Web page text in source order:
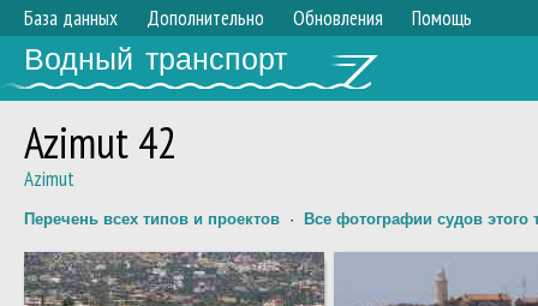
База данных Дополнительно Обновления Помощь
Водный транспорт
Azimut 42
Azimut
Перечень всех типов и проектов · Все фотографии судов этого